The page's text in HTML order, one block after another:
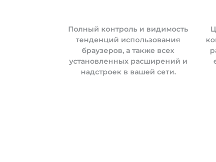
Полный контроль и видимость
тенденций использования
браузеров, а также всех
установленных расширений и
надстроек в вашей сети.